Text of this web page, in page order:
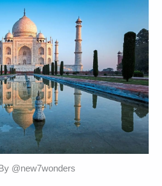
@new7wonders